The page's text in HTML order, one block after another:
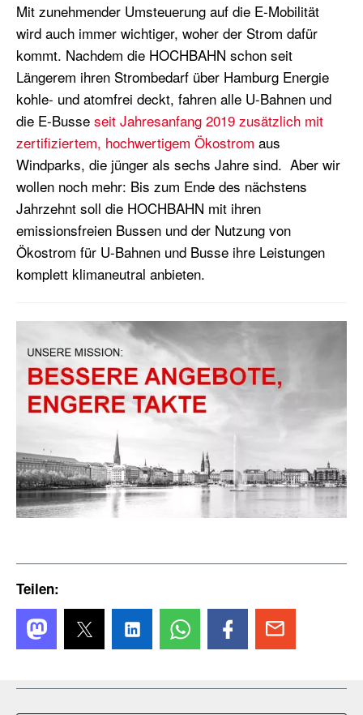
Mit zunehmender Umsteuerung auf die E-Mobilität
wird auch immer wichtiger, woher der Strom dafür
kommt. Nachdem die HOCHBAHN schon seit
Längerem ihren Strombedarf über Hamburg Energie
kohle- und atomfrei deckt, fahren alle U-Bahnen und
die E-Busse seit Jahresanfang 2019 zusätzlich mit
zertifiziertem, hochwertigem Ökostrom aus
Windparks, die jünger als sechs Jahre sind. Aber wir
wollen noch mehr: Bis zum Ende des nächstens
Jahrzehnt soll die HOCHBAHN mit ihren
emissionsfreien Bussen und der Nutzung von
Ökostrom für U-Bahnen und Busse ihre Leistungen
komplett klimaneutral anbieten.
Teilen: